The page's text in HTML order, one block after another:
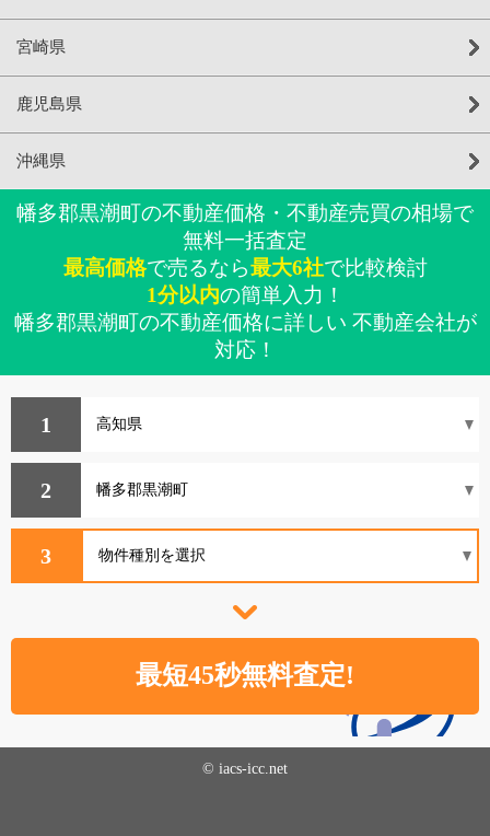
宮崎県
鹿児島県
沖縄県
幡多郡黒潮町の不動産価格・不動産売買の相場で
無料一括査定
最高価格で売るなら最大6社で比較検討
1分以内の簡単入力！
幡多郡黒潮町の不動産価格に詳しい 不動産会社が
対応！
1
2
3
© iacs-icc.net